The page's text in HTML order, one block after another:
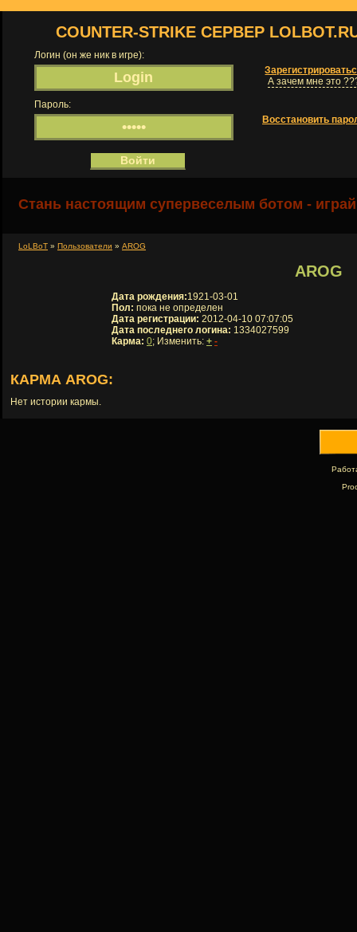
COUNTER-STRIKE СЕРВЕР
Логин (он же ник в игре):
А зачем мне это
Пароль:
Восстановить
Стань настоящим супервеселым ботом -
LoLBoT » Пользователи » AROG
AROG
Дата рождения:1921-03-01
Пол: пока не определен
Дата регистрации: 2012-04-10 07:07:05
Дата последнего логина: 1334027599
Карма: 0; Изменить: + -
КАРМА AROG:
Нет истории кармы.